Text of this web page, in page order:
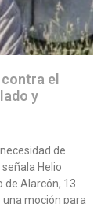
el
y
de
Helio
de Alarcón, 13
moción para